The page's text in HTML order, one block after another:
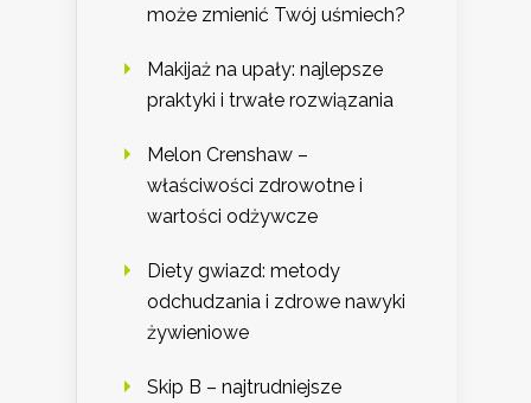
może zmienić Twój uśmiech?
Makijaż na upały: najlepsze
praktyki i trwałe rozwiązania
Melon Crenshaw –
właściwości zdrowotne i
wartości odżywcze
Diety gwiazd: metody
odchudzania i zdrowe nawyki
żywieniowe
Skip B – najtrudniejsze